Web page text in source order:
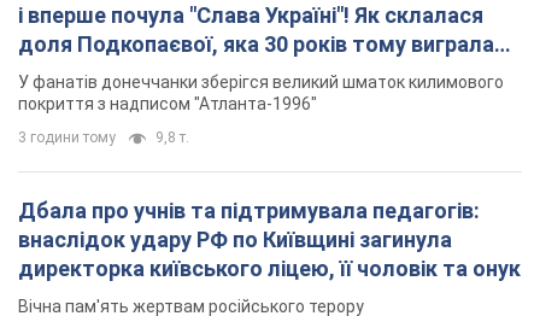
і вперше почула "Слава Україні"! Як склалася
доля Подкопаєвої, яка 30 років тому виграла
"золото" Олімпіади
У фанатів донеччанки зберігся великий шматок килимового
покриття з надписом "Атланта-1996"
3 години тому 9,8 т.
Дбала про учнів та підтримувала педагогів:
внаслідок удару РФ по Київщині загинула
директорка київського ліцею, її чоловік та онук
Вічна пам'ять жертвам російського терору